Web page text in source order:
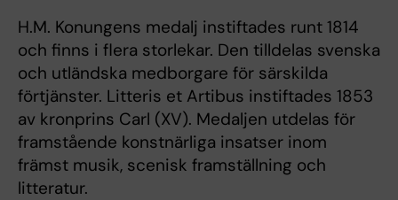
H.M. Konungens medalj instiftades runt 1814
och finns i flera storlekar. Den tilldelas svenska
och utländska medborgare för särskilda
förtjänster. Litteris et Artibus instiftades 1853
av kronprins Carl (XV). Medaljen utdelas för
framstående konstnärliga insatser inom
främst musik, scenisk framställning och
litteratur.